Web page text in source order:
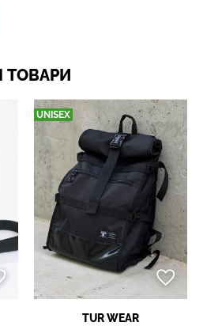
ТОВАРИ
UNISEX
TUR WEAR